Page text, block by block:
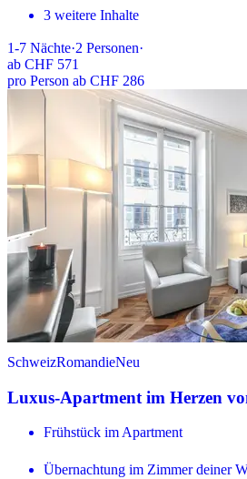
3 weitere Inhalte
1-7 Nächte·2 Personen·
ab CHF 571
pro Person ab CHF 286
SchweizRomandieNeu
Luxus-Apartment im Herzen
Frühstück im Apartment
Übernachtung im Zimmer deiner